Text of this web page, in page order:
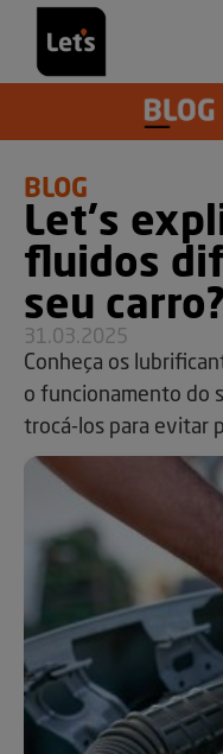
BLOG
Let's
fluidos
seu carro?
31.03.2025
Conheça os
o funcionamento do
trocá-los para evitar